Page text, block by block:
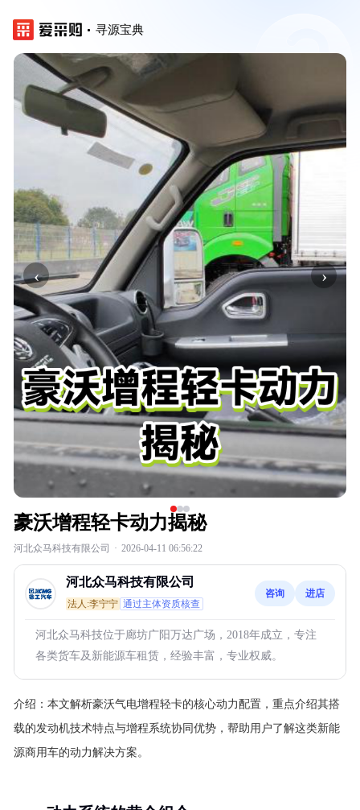
寻源宝典
‹ ›
豪沃增程轻卡动力揭秘
河北众马科技有限公司 · 2026-04-11 06:56:22
河北众马科技有限公司
法人:李宁宁 通过主体资质核查
咨询 进店
河北众马科技位于廊坊广阳万达广场，2018年成立，专注
各类货车及新能源车租赁，经验丰富，专业权威。
介绍： 本文解析豪沃气电增程轻卡的核心动力配置，重点介绍其搭
载的发动机技术特点与增程系统协同优势，帮助用户了解这类新能
源商用车的动力解决方案。